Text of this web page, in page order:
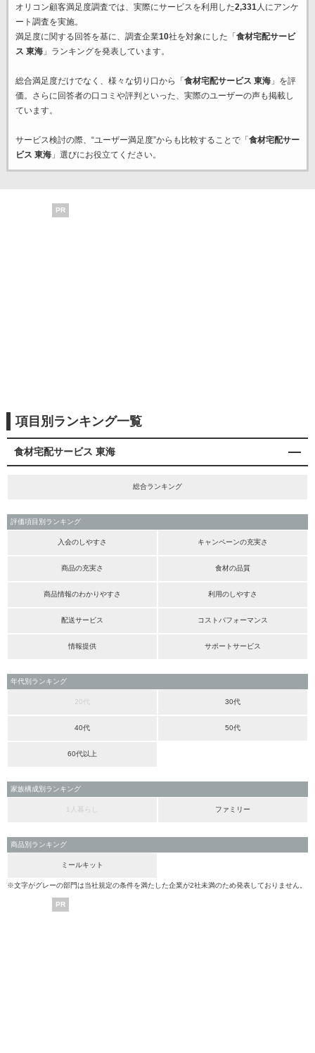
オリコン顧客満足度調査では、実際にサービスを利用した2,331人にアンケ
ート調査を実施。
満足度に関する回答を基に、調査企業10社を対象にした「 食材宅配サービ
ス 東海」ランキングを発表しています。
総合満足度だけでなく、様々な切り口から「 食材宅配サービス 東海」を評
価。さらに回答者の口コミや評判といった、実際のユーザーの声も掲載し
ています。
サービス検討の際、“ユーザー満足度”からも比較することで「 食材宅配サー
ビス 東海」選びにお役立てください。
PR
項目別ランキング一覧
食材宅配サービス 東海
総合ランキング
評価項目別ランキング
入会のしやすさ キャンペーンの充実さ
商品の充実さ 食材の品質
商品情報のわかりやすさ 利用のしやすさ
配送サービス コストパフォーマンス
情報提供 サポートサービス
年代別ランキング
20代 30代
40代 50代
60代以上
家族構成別ランキング
1人暮らし ファミリー
商品別ランキング
ミールキット
※文字がグレーの部門は当社規定の条件を満たした企業が2社未満のため発表しておりません。
PR